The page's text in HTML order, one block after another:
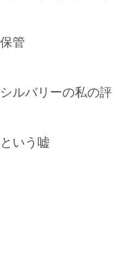
管
ルバリーの私の評
いう嘘